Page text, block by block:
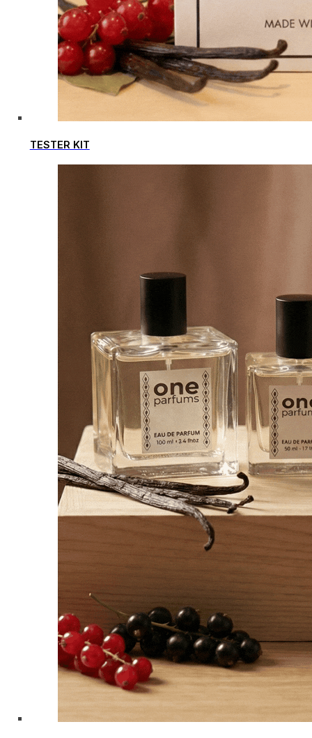
TESTER KIT